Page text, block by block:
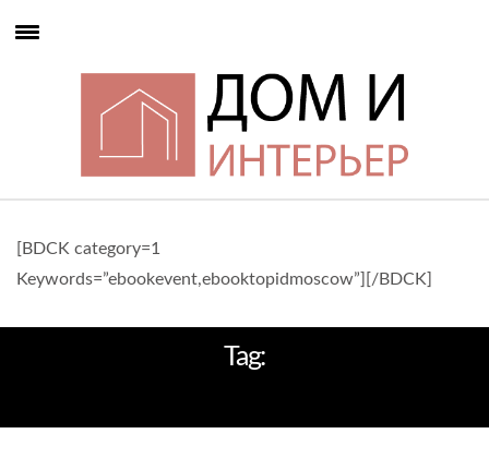
[BDCK category=1
Keywords=”ebookevent,ebooktopidmoscow”][/BDCK]
Tag: